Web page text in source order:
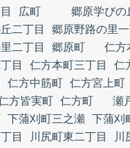
広町
郷原学びの
二丁目
郷原野路の里一
二丁目
郷原町
仁方
目
仁方本町三丁目
仁
仁方中筋町 仁方宮上町
方皆実町 仁方町
瀬
下蒲刈町三之瀬 下蒲刈
目
川尻町東二丁目
川